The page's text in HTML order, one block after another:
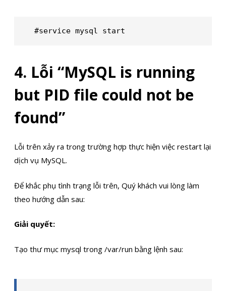
#service mysql start
4. Lỗi “MySQL is running
but PID file could not be
found”
Lỗi trên xảy ra trong trường hợp thực hiện việc restart lại
dịch vụ MySQL.
Để khắc phụ tình trạng lỗi trên, Quý khách vui lòng làm
theo hướng dẫn sau:
Giải quyết:
Tạo thư mục mysql trong /var/run bằng lệnh sau: